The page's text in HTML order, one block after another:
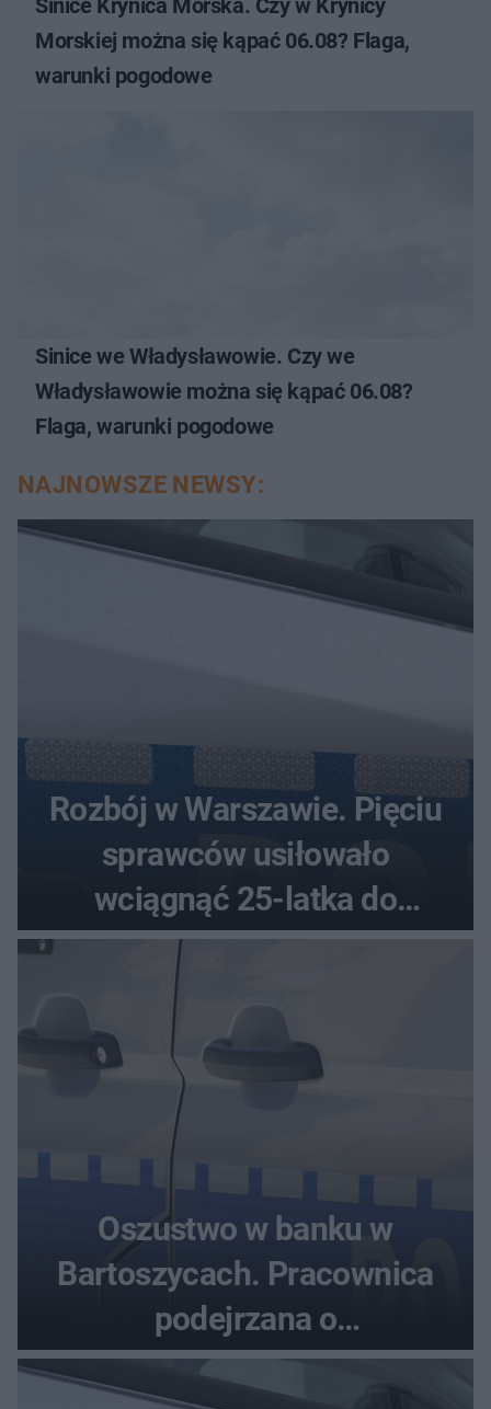
Morskiej można się kąpać 06.08? Flaga,
warunki pogodowe
Sinice we Władysławowie. Czy we
Władysławowie można się kąpać 06.08?
Flaga, warunki pogodowe
NAJNOWSZE NEWSY:
Rozbój w Warszawie. Pięciu
sprawców usiłowało
wciągnąć 25-latka do
samochodu
Oszustwo w banku w
Bartoszycach. Pracownica
podejrzana o
przywłaszczenie 470 000 zł